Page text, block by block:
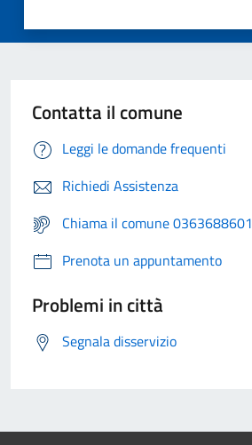
Contatta il comune
Leggi le domande frequenti
Richiedi Assistenza
Chiama il comune 0363688601
Prenota un appuntamento
Problemi in città
Segnala disservizio